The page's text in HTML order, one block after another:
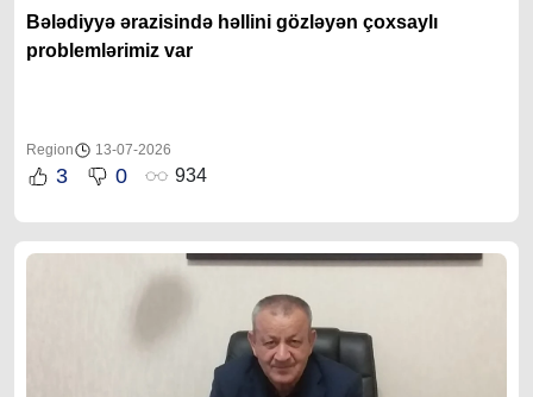
Bələdiyyə ərazisində həllini gözləyən çoxsaylı
problemlərimiz var
Region 13-07-2026
3 0 934